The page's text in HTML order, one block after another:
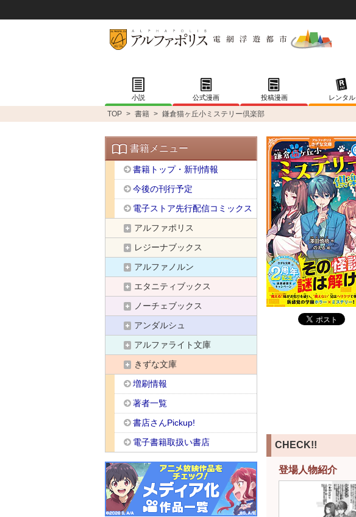
小説 公式漫画 投稿漫画 レンタル
TOP > 書籍 > 鎌倉猫ヶ丘小ミステリー倶楽部
CHECK!!
登場人物紹介
書籍メニュー
書籍トップ・新刊情報
今後の刊行予定
電子ストア先行配信コミックス
アルファポリス
レジーナブックス
アルファノルン
エタニティブックス
ノーチェブックス
アンダルシュ
アルファライト文庫
きずな文庫
増刷情報
著者一覧
書店さんPickup!
電子書籍取扱い書店